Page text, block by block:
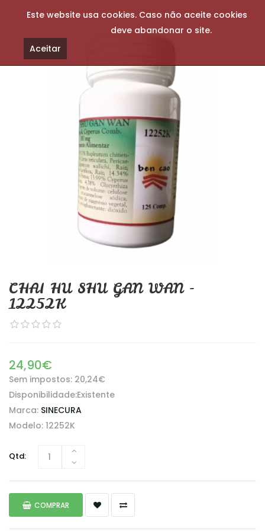
CHAI HU SHU GAN WAN -
12252K
24,90€
Sem impostos: 20,24€
Disponibilidade:Existente
Marca: SINECURA
Modelo: 12252K
Qtd:
COMPRAR
Este website usa cookies. Caso não aceite cookies
deve abandonar o site.
Aceitar